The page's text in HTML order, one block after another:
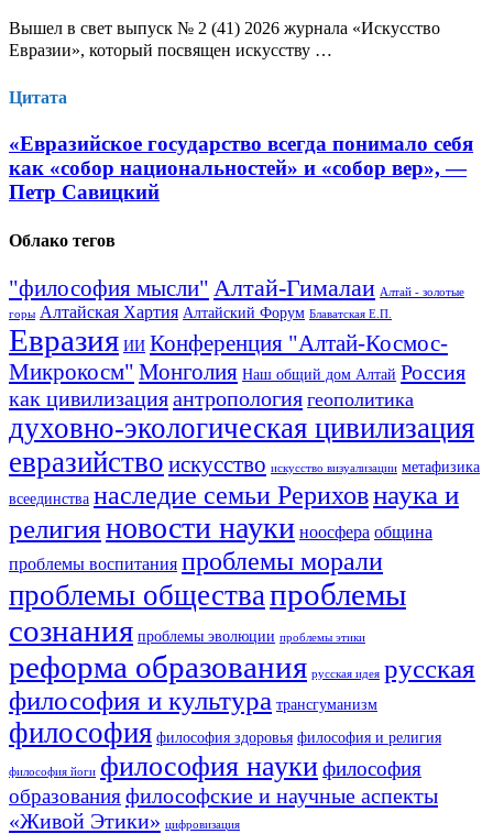
Вышел в свет выпуск № 2 (41) 2026 журнала «Искусство
Евразии», который посвящен искусству …
Цитата
«Евразийское государство всегда понимало себя
как «собор национальностей» и «собор вер», —
Петр Савицкий
Облако тегов
"философия мысли" Алтай-Гималаи Алтай - золотые
горы Алтайская Хартия Алтайский Форум Блаватская Е.П.
Евразия ИИ Конференция "Алтай-Космос-
Микрокосм" Монголия Наш общий дом Алтай Россия
как цивилизацияантропология геополитика
духовно-экологическая цивилизация
евразийство искусство искусство визуализации метафизика
всеединства наследие семьи Рериховнаука и
религияновости науки ноосфера община
проблемы воспитания проблемы морали
проблемы общества проблемы
сознания проблемы эволюции проблемы этики
реформа образования русская идея русская
философия и культура трансгуманизм
философия философия здоровья философия и религия
философия йоги философия наукифилософия
образованияфилософские и научные аспекты
«Живой Этики» цифровизация